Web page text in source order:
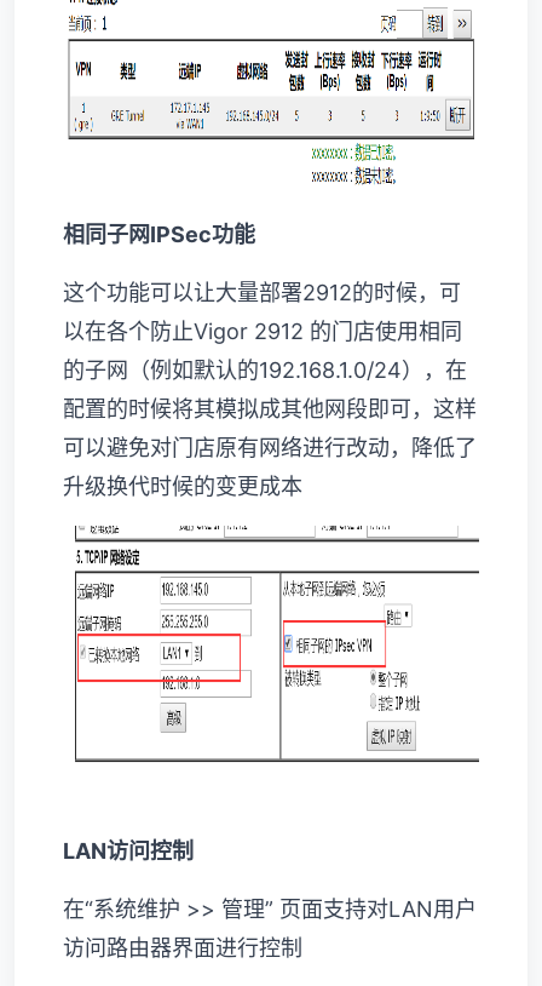
相同子网IPSec功能
这个功能可以让大量部署2912的时候，可
以在各个防止Vigor 2912 的门店使用相同
的子网（例如默认的192.168.1.0/24），在
配置的时候将其模拟成其他网段即可，这样
可以避免对门店原有网络进行改动，降低了
升级换代时候的变更成本
LAN访问控制
在“系统维护 >> 管理” 页面支持对LAN用户
访问路由器界面进行控制